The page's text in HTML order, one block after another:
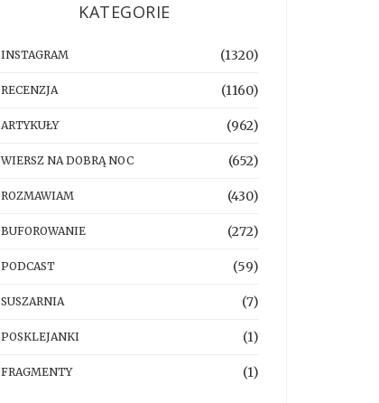
KATEGORIE
INSTAGRAM (1320)
RECENZJA (1160)
ARTYKUŁY (962)
WIERSZ NA DOBRĄ NOC (652)
ROZMAWIAM (430)
BUFOROWANIE (272)
PODCAST (59)
SUSZARNIA (7)
POSKLEJANKI (1)
FRAGMENTY (1)